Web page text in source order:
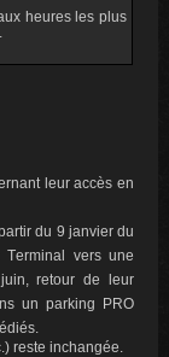
heures les plus
leuraccès en
du 9 janvier du
Terminal vers une
retour de leur
un parking PRO
.
.) reste inchangée.